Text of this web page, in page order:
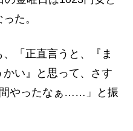
た。
「正直言うと、『ま
い』と思って、さす
やったなぁ……」と振